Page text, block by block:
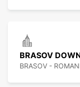
BRASOV
BRASOV -